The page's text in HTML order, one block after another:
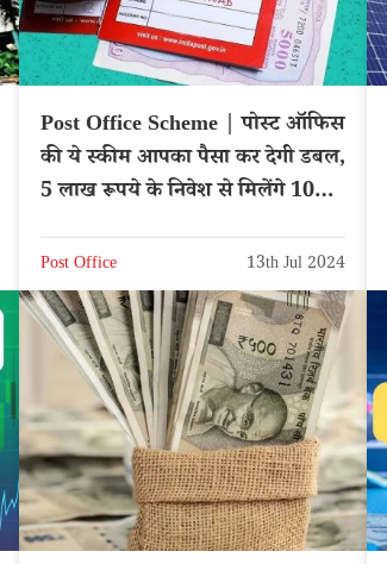
Post Office Scheme | पोस्ट ऑफिस
की ये स्कीम आपका पैसा कर देगी डबल,
5 लाख रूपये के निवेश से मिलेंगे 10
Post Office 13th Jul 2024